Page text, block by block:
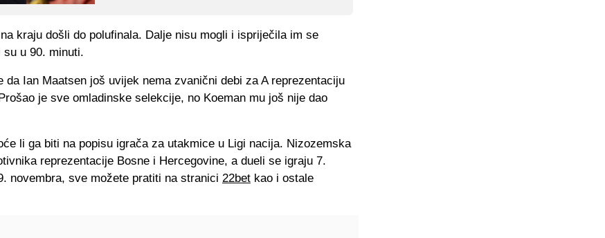
kraju došli do polufinala. Dalje nisu mogli i ispriječila im se
su u 90. minuti.
da Ian Maatsen još uvijek nema zvanični debi za A reprezentaciju
je sve omladinske selekcije, no Koeman mu još nije dao
li ga biti na popisu igrača za utakmice u Ligi nacija. Nizozemska
reprezentacije Bosne i Hercegovine, a dueli se igraju 7.
novembra, sve možete pratiti na stranici 22bet kao i ostale